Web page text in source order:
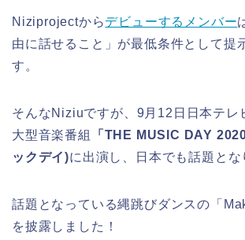
Niziprojectからデビューするメンバー
由に話せること」が最低条件として提
す。
そんなNiziuですが、9月12日日本テレ
大型音楽番組
「THE MUSIC DAY
ックデイ)に出演し、日本でも話題とな
話題となっている縄跳びダンスの「
を披露しました！